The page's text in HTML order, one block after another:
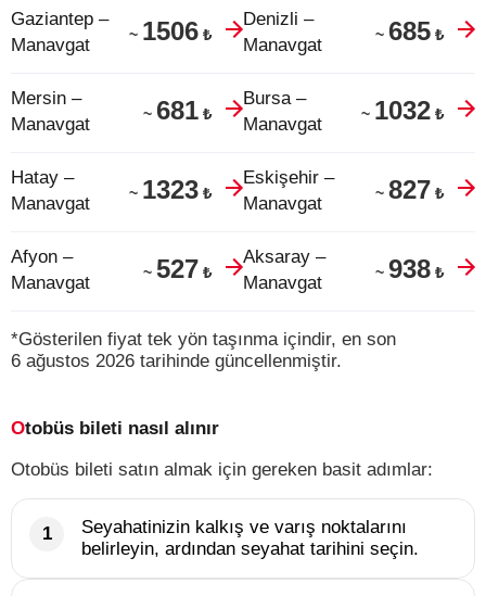
Gaziantep –
Manavgat
~ 1506 ₺
Denizli –
Manavgat
~ 685 ₺
Mersin –
Manavgat
~ 681 ₺
Bursa –
Manavgat
~ 1032 ₺
Hatay –
Manavgat
~ 1323 ₺
Eskişehir –
Manavgat
~ 827 ₺
Afyon –
Manavgat
~ 527 ₺
Aksaray –
Manavgat
~ 938 ₺
*Gösterilen fiyat tek yön taşınma içindir, en son
6 ağustos 2026 tarihinde güncellenmiştir.
Otobüs bileti nasıl alınır
Otobüs bileti satın almak için gereken basit adımlar:
Seyahatinizin kalkış ve varış noktalarını
belirleyin, ardından seyahat tarihini seçin.